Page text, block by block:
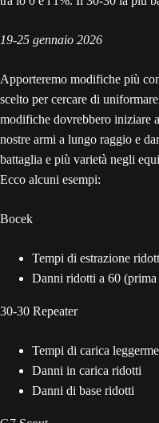
19-25 gennaio 2026
Apporteremo modifiche più
scelto per cercare di
modifiche dovrebbero iniziare
nostre armi a lungo raggio e
battaglia e più varietà negli
Ecco alcuni esempi:
Bocek
Tempi di estrazione
Danni ridotti a 60 (prima
30-30 Repeater
Tempi di carica
Danni in carica ridotti
Danni di base ridotti